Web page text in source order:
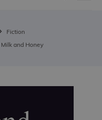
Fiction
Milk and Honey